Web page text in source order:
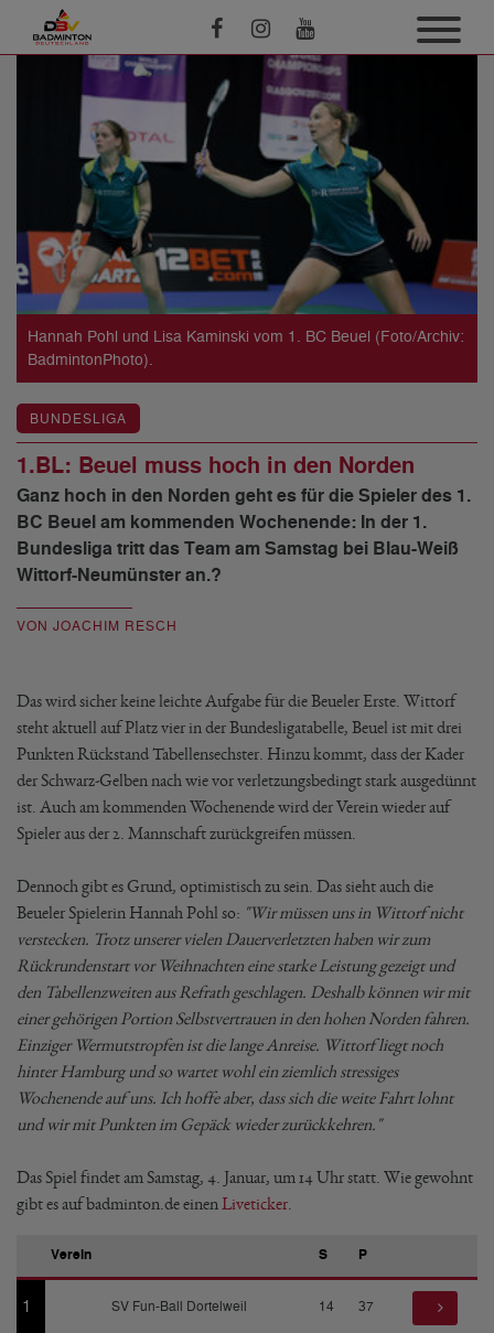
Hannah Pohl und Lisa Kaminski vom 1. BC Beuel (Foto/Archiv:
BadmintonPhoto).
BUNDESLIGA
1.BL: Beuel muss hoch in den Norden
Ganz hoch in den Norden geht es für die Spieler des 1.
BC Beuel am kommenden Wochenende: In der 1.
Bundesliga tritt das Team am Samstag bei Blau-Weiß
Wittorf-Neumünster an.?
VON JOACHIM RESCH
Das wird sicher keine leichte Aufgabe für die Beueler Erste. Wittorf
steht aktuell auf Platz vier in der Bundesligatabelle, Beuel ist mit drei
Punkten Rückstand Tabellensechster. Hinzu kommt, dass der Kader
der Schwarz-Gelben nach wie vor verletzungsbedingt stark ausgedünnt
ist. Auch am kommenden Wochenende wird der Verein wieder auf
Spieler aus der 2. Mannschaft zurückgreifen müssen.
Dennoch gibt es Grund, optimistisch zu sein. Das sieht auch die
Beueler Spielerin Hannah Pohl so: "Wir müssen uns in Wittorf nicht
verstecken. Trotz unserer vielen Dauerverletzten haben wir zum
Rückrundenstart vor Weihnachten eine starke Leistung gezeigt und
den Tabellenzweiten aus Refrath geschlagen. Deshalb können wir mit
einer gehörigen Portion Selbstvertrauen in den hohen Norden fahren.
Einziger Wermutstropfen ist die lange Anreise. Wittorf liegt noch
hinter Hamburg und so wartet wohl ein ziemlich stressiges
Wochenende auf uns. Ich hoffe aber, dass sich die weite Fahrt lohnt
und wir mit Punkten im Gepäck wieder zurückkehren."
Das Spiel findet am Samstag, 4. Januar, um 14 Uhr statt. Wie gewohnt
gibt es auf badminton.de einen Liveticker
Verein S P
1 SV Fun-Ball Dortelweil 14 37